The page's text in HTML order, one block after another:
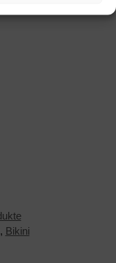
, Bikini